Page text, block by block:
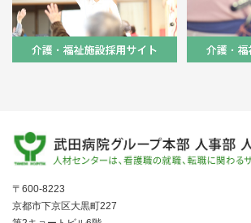
〒600-8223
京都市下京区大黒町227